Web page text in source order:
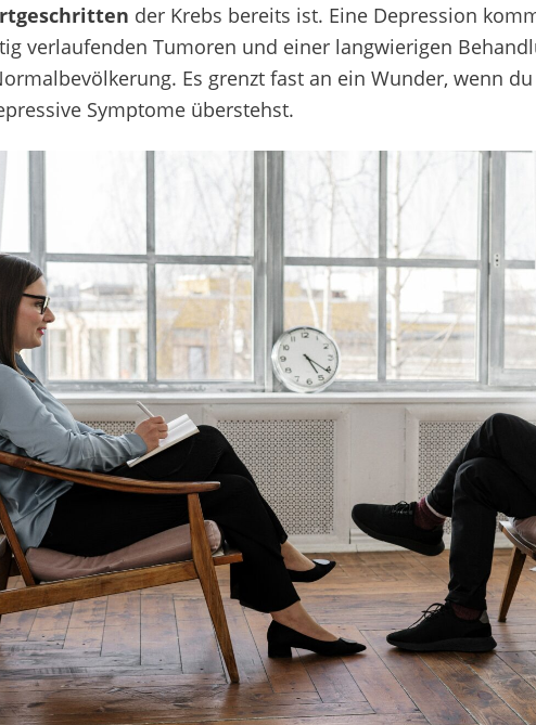
der Krebs bereits ist. Eine Depression
verlaufenden Tumoren und einer langwierigen
Es grenzt fast an ein Wunder, wenn
Symptome überstehst.